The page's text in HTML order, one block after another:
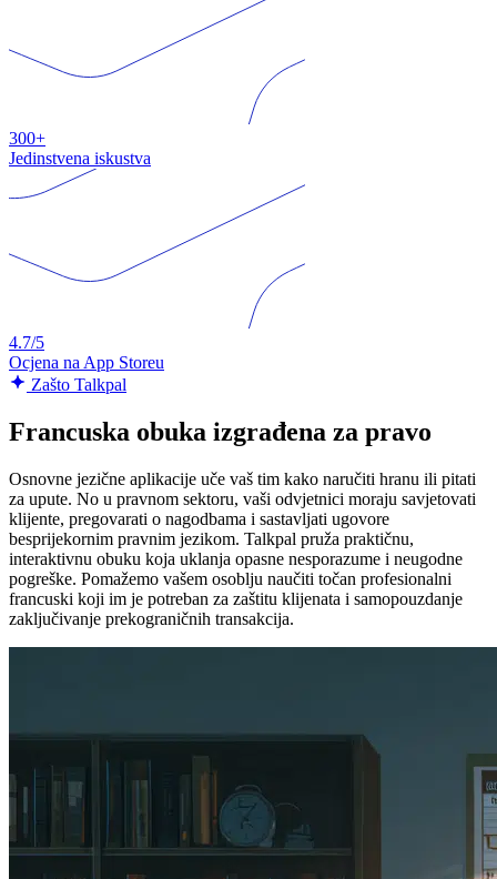
300+
Jedinstvena iskustva
4.7/5
Ocjena na App Storeu
Zašto Talkpal
Francuska obuka izgrađena za pravo
Osnovne jezične aplikacije uče vaš tim kako naručiti hranu ili pitati
za upute. No u pravnom sektoru, vaši odvjetnici moraju savjetovati
klijente, pregovarati o nagodbama i sastavljati ugovore
besprijekornim pravnim jezikom. Talkpal pruža praktičnu,
interaktivnu obuku koja uklanja opasne nesporazume i neugodne
pogreške. Pomažemo vašem osoblju naučiti točan profesionalni
francuski koji im je potreban za zaštitu klijenata i samopouzdanje
zaključivanje prekograničnih transakcija.